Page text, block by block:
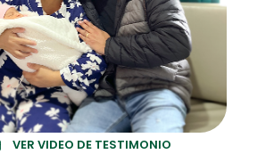
VER VIDEO DE TESTIMONIO